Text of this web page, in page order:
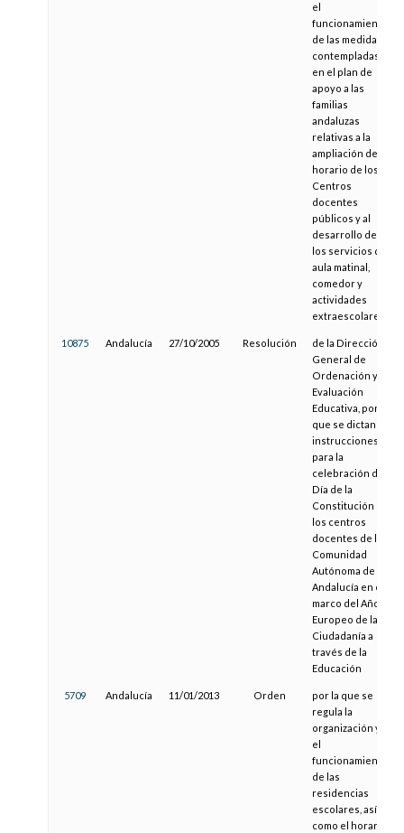
el
funcionamiento
de las medidas
contempladas
en el plan de
apoyo a las
familias
andaluzas
relativas a la
ampliación del
horario de los
Centros
docentes
públicos y al
desarrollo de
los servicios de
aula matinal,
comedor y
actividades
extraescolares
10875 Andalucía 27/10/2005 Resolución
de la Dirección
General de
Ordenación y
Evaluación
Educativa, por la
que se dictan
instrucciones
para la
celebración del
Día de la
Constitución en
los centros
docentes de la
Comunidad
Autónoma de
Andalucía en el
marco del Año
Europeo de la
Ciudadanía a
través de la
Educación
5709 Andalucía 11/01/2013 Orden
por la que se
regula la
organización y
el
funcionamiento
de las
residencias
escolares, así
como el horario